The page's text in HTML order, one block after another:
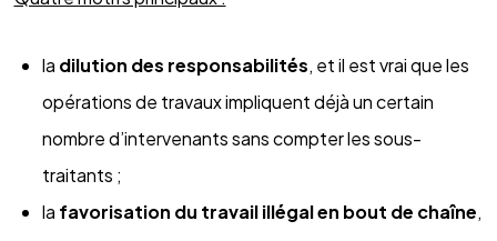
la dilution des responsabilités, et il est vrai que les
opérations de travaux impliquent déjà un certain
nombre d’intervenants sans compter les sous-
traitants ;
la favorisation du travail illégal en bout de chaîne,